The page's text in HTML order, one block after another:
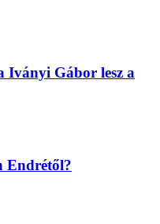
Iványi Gábor lesz a
Endrétől?